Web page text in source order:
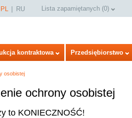
PL RU Lista zapamiętanych (0)
kontraktowa Przedsiębiorstwo
osobistej
ochrony osobistej
to KONIECZNOŚĆ!